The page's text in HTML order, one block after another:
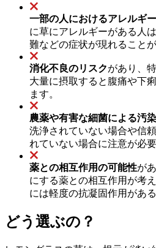
一部の人におけるアレルギ
に草にアレルギーがある人
難などの症状が現れることが
消化不良のリスクがあり、
大量に摂取すると腹痛や下
ます。
農薬や有害な細菌による汚
洗浄されていない場合や信
れていない場合に注意が必要
薬との相互作用の可能性が
にする薬との相互作用が考
には軽度の抗凝固作用があ
どう選ぶの？